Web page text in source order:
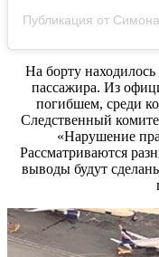
Публикация от
На борту
пассажира. Из
погибшем, среди
Следственный
«Нарушение
Рассматриваются
выводы будут